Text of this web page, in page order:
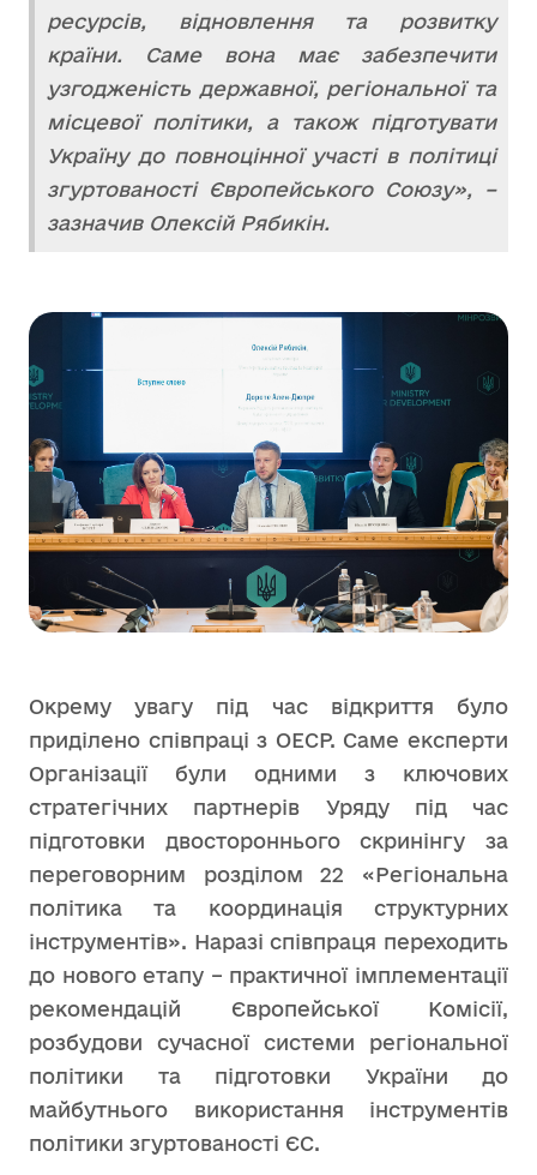
ресурсів, відновлення та розвитку
країни. Саме вона має забезпечити
узгодженість державної, регіональної та
місцевої політики, а також підготувати
Україну до повноцінної участі в політиці
згуртованості Європейського Союзу», –
зазначив Олексій Рябикін.
Окрему увагу під час відкриття було
приділено співпраці з ОЕСР. Саме експерти
Організації були одними з ключових
стратегічних партнерів Уряду під час
підготовки двостороннього скринінгу за
переговорним розділом 22 «Регіональна
політика та координація структурних
інструментів». Наразі співпраця переходить
до нового етапу – практичної імплементації
рекомендацій Європейської Комісії,
розбудови сучасної системи регіональної
політики та підготовки України до
майбутнього використання інструментів
політики згуртованості ЄС.